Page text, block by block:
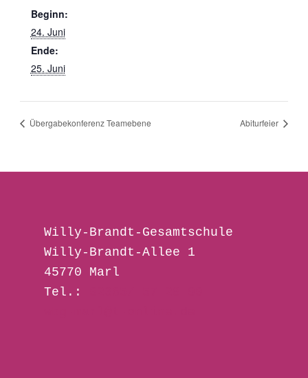
Beginn:
24. Juni
Ende:
25. Juni
Übergabekonferenz Teamebene Abiturfeier
Willy-Brandt-Gesamtschule
Willy-Brandt-Allee 1
45770 Marl
Tel.: